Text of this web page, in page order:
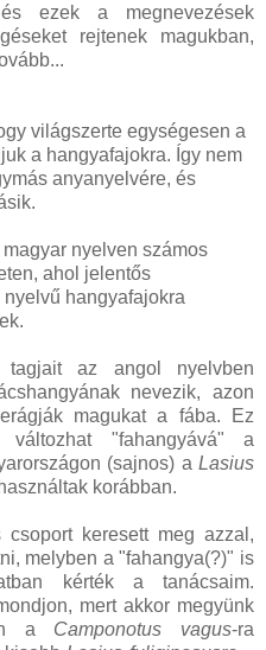
és ezek a megnevezések
rejtenek magukban,
világszerte egységesen a
a hangyafajokra. Így nem
anyanyelvére, és
nyelven számos
ahol jelentős
hangyafajokra
tagjait az angol nyelvben
nevezik, azon
magukat a fába. Ez
változhat "fahangyává" a
(sajnos) a Lasius
korábban.
keresett meg azzal,
melyben a "fahangya(?)" is
kérték a tanácsaim.
mert akkor megyünk
a Camponotus vagus-ra